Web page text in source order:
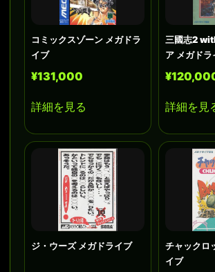
コミックスゾーン メガドラ
イブ
¥131,000
詳細を見る
三國志2
ア メガドラ
詳細を見
ジ・ウーズ メガドライブ
チャックロ
イブ